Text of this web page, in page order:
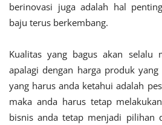
berinovasi juga adalah hal
baju terus berkembang.
Kualitas yang bagus akan selalu
apalagi dengan harga produk
yang harus anda ketahui adalah
maka anda harus tetap
bisnis anda tetap menjadi pilihan